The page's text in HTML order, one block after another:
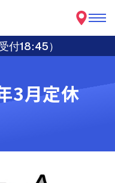
付18:45）
3月定休